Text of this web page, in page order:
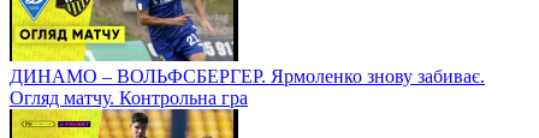
ДИНАМО – ВОЛЬФСБЕРГЕР. Ярмоленко знову забиває.
Огляд матчу. Контрольна гра